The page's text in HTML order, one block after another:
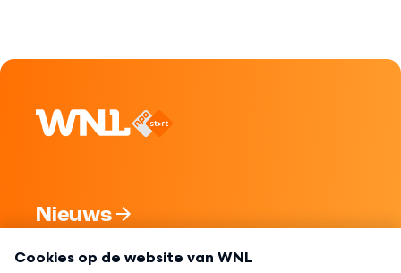
Nieuws